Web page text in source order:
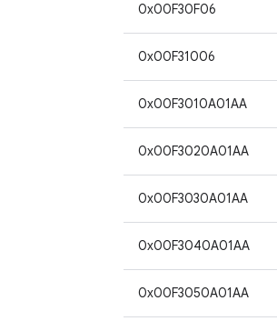
0x00F30F06
0x00F31006
0x00F3010A01AA
0x00F3020A01AA
0x00F3030A01AA
0x00F3040A01AA
0x00F3050A01AA